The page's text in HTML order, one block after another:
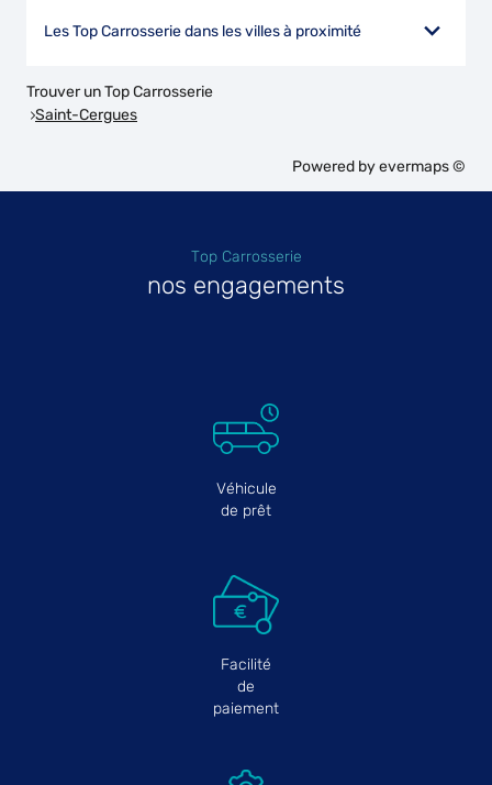
Les Top Carrosserie dans les villes à proximité
Trouver un Top Carrosserie
Saint-Cergues
Powered byevermaps ©
Top Carrosserie
nos engagements
Véhicule
de prêt
Facilité
de
paiement